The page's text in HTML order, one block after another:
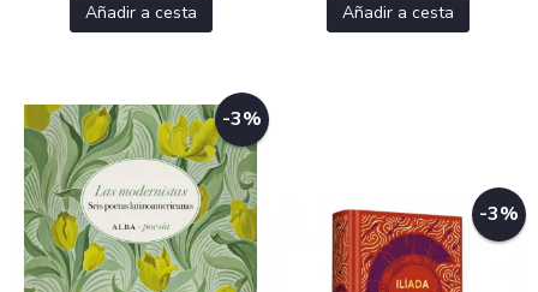
Añadir a cesta Añadir a cesta
-3%
-3%